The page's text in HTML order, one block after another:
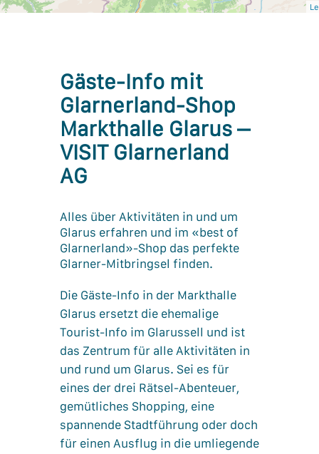
Gäste-Info mit
Glarnerland-Shop
Markthalle Glarus –
VISIT Glarnerland
AG
Alles über Aktivitäten in und um
Glarus erfahren und im «best of
Glarnerland»-Shop das perfekte
Glarner-Mitbringsel finden.
Die Gäste-Info in der Markthalle
Glarus ersetzt die ehemalige
Tourist-Info im Glarussell und ist
das Zentrum für alle Aktivitäten in
und rund um Glarus. Sei es für
eines der drei Rätsel-Abenteuer,
gemütliches Shopping, eine
spannende Stadtführung oder doch
für einen Ausflug in die umliegende